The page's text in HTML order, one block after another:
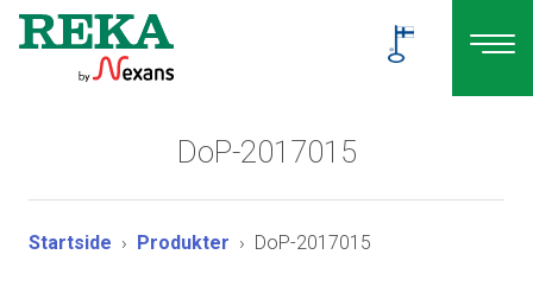
DoP-2017015
Startside Produkter DoP-2017015